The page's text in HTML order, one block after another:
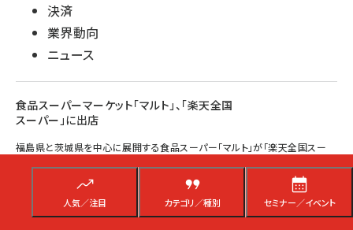
人気／注目 カテゴリ／種別 セミナー／イベント
決済
業界動向
ニュース
食品スーパーマーケット「マルト」、「楽天全国
スーパー」に出店
福島県と茨城県を中心に展開する食品スーパー「マルト」が「楽天全国スー
[執筆]
3月5日 8:30